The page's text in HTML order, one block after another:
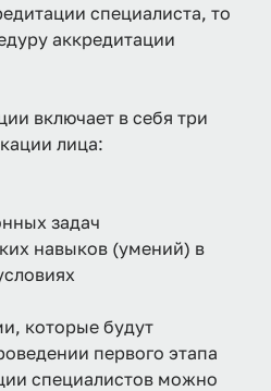
специалиста, то
аккредитации
включает в себя три
лица:
задач
навыков (умений) в
которые будут
первого этапа
специалистов можно